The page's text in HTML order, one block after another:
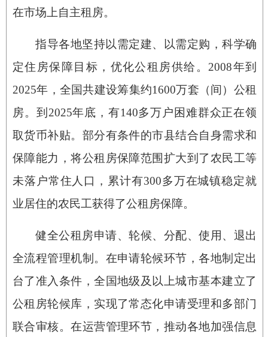
在市场上自主租房。
指导各地坚持以需定建、以需定购，科学确
定住房保障目标，优化公租房供给。2008年到
2025年，全国共建设筹集约1600万套（间）公租
房。到2025年底，有140多万户困难群众正在领
取货币补贴。部分有条件的市县结合自身需求和
保障能力，将公租房保障范围扩大到了农民工等
未落户常住人口，累计有300多万在城镇稳定就
业居住的农民工获得了公租房保障。
健全公租房申请、轮候、分配、使用、退出
全流程管理机制。在申请轮候环节，各地制定出
台了准入条件，全国地级及以上城市基本建立了
公租房轮候库，实现了常态化申请受理和多部门
联合审核。在运营管理环节，推动各地加强信息